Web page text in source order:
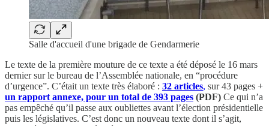
Salle d'accueil d'une brigade de Gendarmerie
Le texte de la première mouture de ce texte a été déposé le 16 mars
dernier sur le bureau de l’Assemblée nationale, en “procédure
d’urgence”. C’était un texte très élaboré : 32 articles, sur 43 pages +
un rapport annexe, pour un total de 393 pages (PDF) Ce qui n’a
pas empêché qu’il passe aux oubliettes avant l’élection présidentielle
puis les législatives. C’est donc un nouveau texte dont il s’agit,